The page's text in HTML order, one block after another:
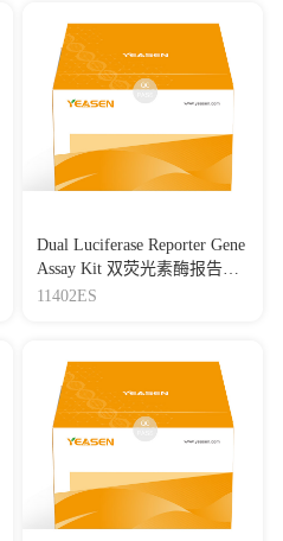
Dual Luciferase Reporter Gene
Assay Kit 双荧光素酶报告基
因检测试剂盒
11402ES